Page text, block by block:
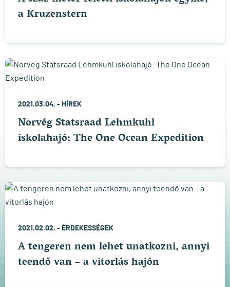
a Kruzenstern
2021.03.04. - HÍREK
Norvég Statsraad Lehmkuhl
iskolahajó: The One Ocean Expedition
2021.02.02. - ÉRDEKESSÉGEK
A tengeren nem lehet unatkozni, annyi
teendő van – a vitorlás hajón